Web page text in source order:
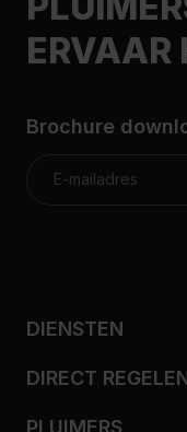
ERVAAR
Brochure
DIENSTEN
Zakelijk isoleren
Ventileren
DIRECT
PLUIMERS